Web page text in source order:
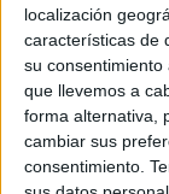
localización
características de
su
que llevemos a
forma alternativa,
cambiar sus
consentimiento.
11